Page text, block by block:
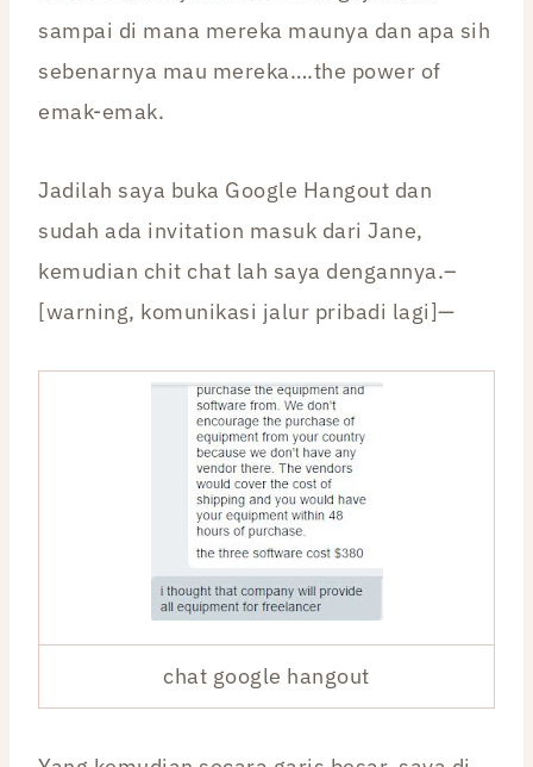
sampai di mana mereka maunya dan apa sih
sebenarnya mau mereka….the power of
emak-emak.
Jadilah saya buka Google Hangout dan
sudah ada invitation masuk dari Jane,
kemudian chit chat lah saya dengannya.–
[warning, komunikasi jalur pribadi lagi]—
chat google hangout